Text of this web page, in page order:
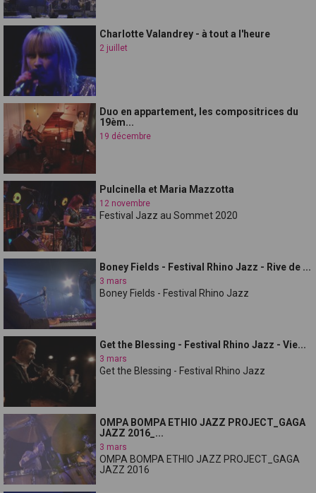
Charlotte Valandrey - à tout a l'heure
2 juillet
Duo en appartement, les compositrices du
19èm...
19 décembre
Pulcinella et Maria Mazzotta
12 novembre
Festival Jazz au Sommet 2020
Boney Fields - Festival Rhino Jazz - Rive de ...
3 mars
Boney Fields - Festival Rhino Jazz
Get the Blessing - Festival Rhino Jazz - Vie...
3 mars
Get the Blessing - Festival Rhino Jazz
OMPA BOMPA ETHIO JAZZ PROJECT_GAGA
JAZZ 2016_...
3 mars
OMPA BOMPA ETHIO JAZZ PROJECT_GAGA
JAZZ 2016